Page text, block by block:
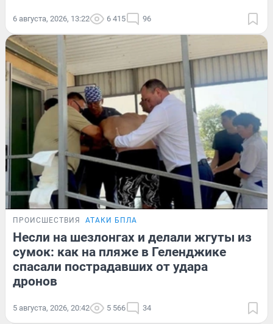
6 августа, 2026, 13:22 6 415 96
ПРОИСШЕСТВИЯ АТАКИ БПЛА
Несли на шезлонгах и делали жгуты из
сумок: как на пляже в Геленджике
спасали пострадавших от удара
дронов
5 августа, 2026, 20:42 5 566 34